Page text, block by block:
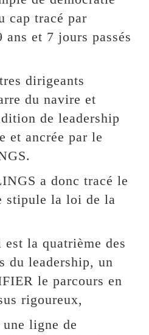
cap tracé par
et 7 jours passés
dirigeants
du navire et
de leadership
et ancrée par le
a donc tracé le
stipule la loi de la
la quatrième des
du leadership, un
le parcours en
rigoureux,
ligne de